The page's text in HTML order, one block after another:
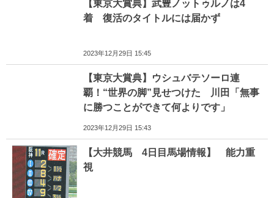
【東京大賞典】武豊ノットゥルノは4
着 復活のタイトルには届かず
2023年12月29日 15:45
【東京大賞典】ウシュバテソーロ連
覇！“世界の脚”見せつけた 川田「無事
に勝つことができて何よりです」
2023年12月29日 15:43
【大井競馬 4日目馬場情報】 能力重
視